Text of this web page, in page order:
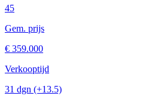
45
Gem. prijs
€ 359.000
Verkooptijd
31 dgn (+13.5)